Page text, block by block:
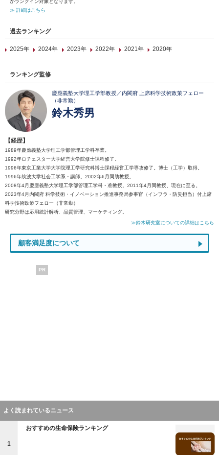
がランクイン対象となります。
≫ 詳細はこちら
過去ランキング
2025年 2024年 2023年 2022年 2021年 2020年
ランキング監修
慶應義塾大学理工学部教授／内閣府 上席科学技術政策フェロー
（非常勤）
鈴木秀男
【経歴】
1989年慶應義塾大学理工学部管理工学科卒業。
1992年ロチェスター大学経営大学院修士課程修了。
1996年東京工業大学大学院理工学研究科博士課程経営工学専攻修了。博士（工学）取得。
1996年筑波大学社会工学系・講師。2002年6月同助教授。
2008年4月慶應義塾大学理工学部管理工学科・准教授。2011年4月同教授、現在に至る。
2023年4月内閣府 科学技術・イノベーション推進事務局参事官（インフラ・防災担当）付上席
科学技術政策フェロー（非常勤）
研究分野は応用統計解析、品質管理、マーケティング。
≫鈴木研究室についての詳細はこちら
顧客満足度について
PR
よく読まれているニュース
1
おすすめの生命保険ランキング